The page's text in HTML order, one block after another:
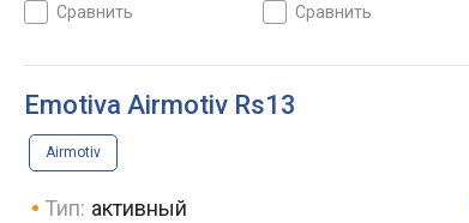
сравнить сравнить
Emotiva Airmotiv Rs13
Airmotiv
Тип: активный